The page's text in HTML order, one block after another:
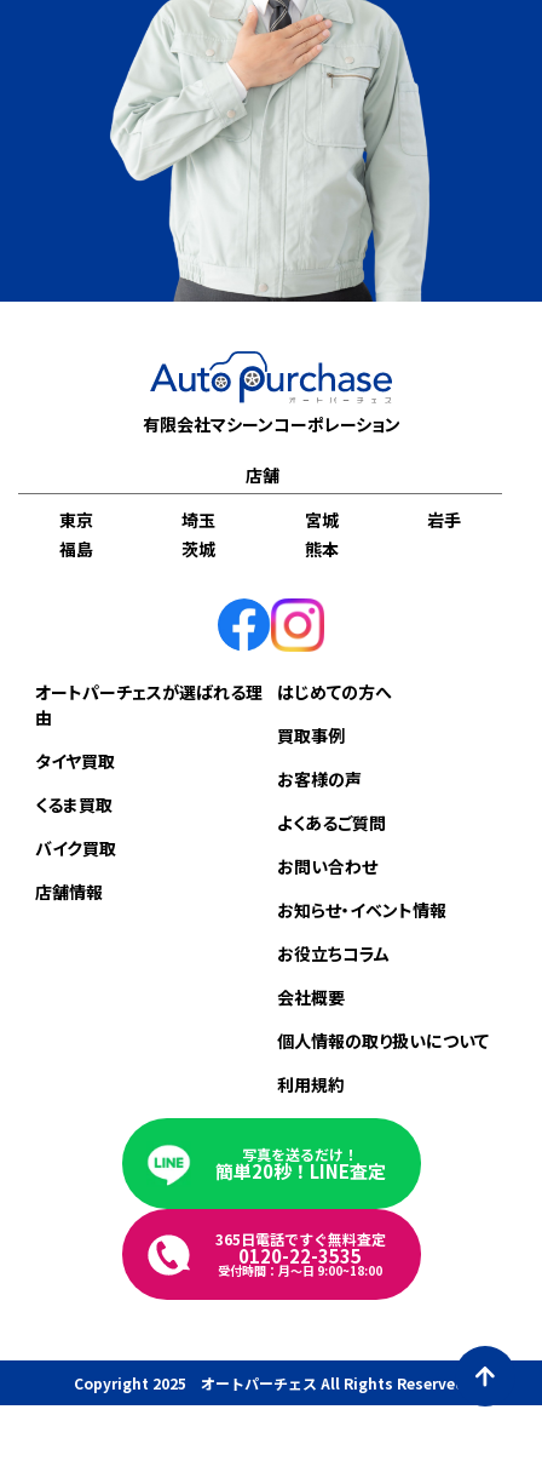
有限会社マシーンコーポレーション
店舗
東京
埼玉 宮城
岩手
福島
茨城 熊本
オートパーチェスが選ばれる理
由
タイヤ買取
くるま買取
バイク買取
店舗情報
はじめての方へ
買取事例
お客様の声
よくあるご質問
お問い合わせ
お知らせ・イベント情報
お役立ちコラム
会社概要
個人情報の取り扱いについて
利用規約
写真を送るだけ！
簡単20秒！LINE査定
365日電話ですぐ無料査定
0120-22-3535
受付時間：月〜日 9:00~18:00
Copyright 2025 オートパーチェス All Rights Reserved.